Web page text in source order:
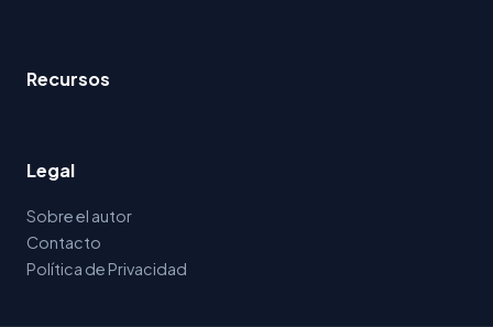
Recursos
Legal
Sobre el autor
Contacto
Política de Privacidad